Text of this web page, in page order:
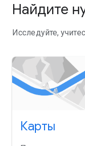
Найдите
Исследуйте,
Карты